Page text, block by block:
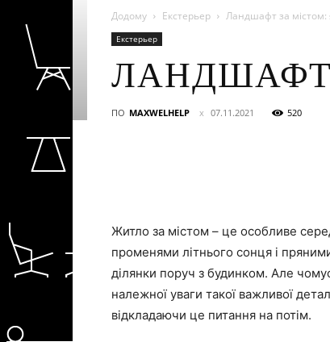
Додому Екстерьер Ландшафт за містом:
Екстерьер
ЛАНДШАФТ
ПО MAXWELHELP 07.11.2021 520
Житло за містом – це особливе
променями літнього сонця і
ділянки поруч з будинком. Але
належної уваги такої важливої
відкладаючи це питання на потім.